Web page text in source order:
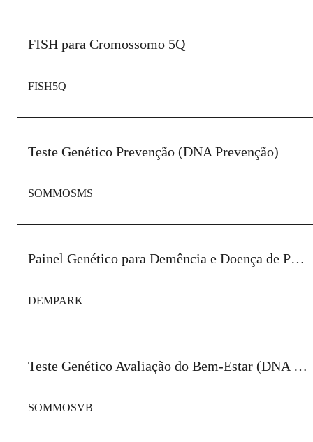
FISH para Cromossomo 5Q
FISH5Q
Teste Genético Prevenção (DNA Prevenção)
SOMMOSMS
Painel Genético para Demência e Doença de Parkinson
DEMPARK
Teste Genético Avaliação do Bem-Estar (DNA Equilíbrio)
SOMMOSVB